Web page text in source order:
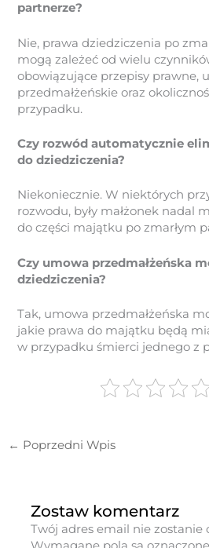
partnerze?
Nie, prawa dziedziczenia po
mogą zależeć od wielu
obowiązujące przepisy prawne,
przedmałżeńskie oraz
przypadku.
Czy rozwód automatycznie
do dziedziczenia?
Niekoniecznie. W niektórych
rozwodu, były małżonek nadal
do części majątku po zmarłym
Czy umowa przedmałżeńska
dziedziczenia?
Tak, umowa przedmałżeńska
jakie prawa do majątku będą
w przypadku śmierci jednego z
← Poprzedni Wpis
Zostaw komentarz
Twój adres email nie zostanie